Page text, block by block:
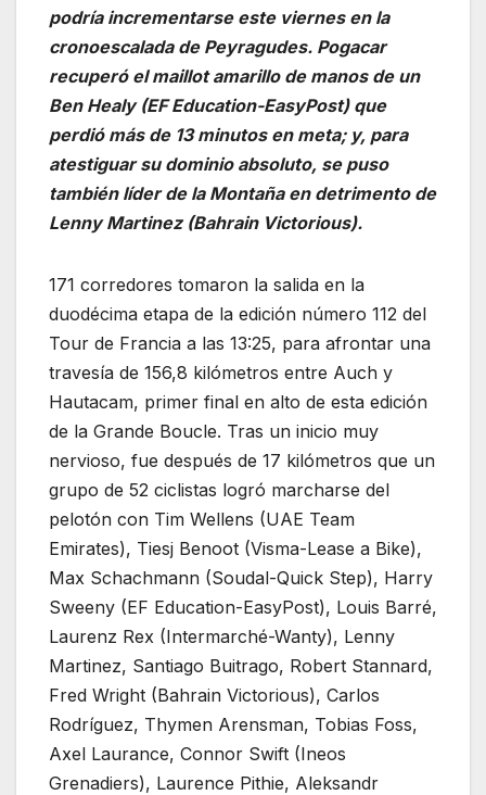
podría incrementarse este viernes en la
cronoescalada de Peyragudes. Pogacar
recuperó el maillot amarillo de manos de un
Ben Healy (EF Education-EasyPost) que
perdió más de 13 minutos en meta; y, para
atestiguar su dominio absoluto, se puso
también líder de la Montaña en detrimento de
Lenny Martinez (Bahrain Victorious).
171 corredores tomaron la salida en la
duodécima etapa de la edición número 112 del
Tour de Francia a las 13:25, para afrontar una
travesía de 156,8 kilómetros entre Auch y
Hautacam, primer final en alto de esta edición
de la Grande Boucle. Tras un inicio muy
nervioso, fue después de 17 kilómetros que un
grupo de 52 ciclistas logró marcharse del
pelotón con Tim Wellens (UAE Team
Emirates), Tiesj Benoot (Visma-Lease a Bike),
Max Schachmann (Soudal-Quick Step), Harry
Sweeny (EF Education-EasyPost), Louis Barré,
Laurenz Rex (Intermarché-Wanty), Lenny
Martinez, Santiago Buitrago, Robert Stannard,
Fred Wright (Bahrain Victorious), Carlos
Rodríguez, Thymen Arensman, Tobias Foss,
Axel Laurance, Connor Swift (Ineos
Grenadiers), Laurence Pithie, Aleksandr